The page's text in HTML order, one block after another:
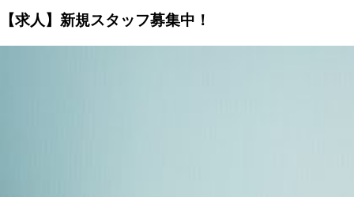
【求人】新規スタッフ募集中！